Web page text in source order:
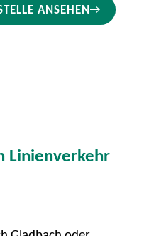
ANSEHEN
Linienverkehr